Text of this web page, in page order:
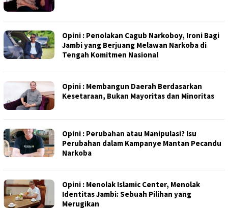
Opini : Penolakan Cagub Narkoboy, Ironi Bagi
Jambi yang Berjuang Melawan Narkoba di
Tengah Komitmen Nasional
Opini : Membangun Daerah Berdasarkan
Kesetaraan, Bukan Mayoritas dan Minoritas
Opini : Perubahan atau Manipulasi? Isu
Perubahan dalam Kampanye Mantan Pecandu
Narkoba
Opini : Menolak Islamic Center, Menolak
Identitas Jambi: Sebuah Pilihan yang
Merugikan